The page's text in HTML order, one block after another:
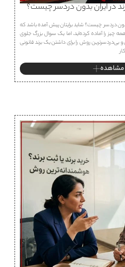
در ایران بدون دردسر چیست؟
دردسر چیست؟ شاید برایتان پیش آمده باشد که
چیز را آماده کرده‌اید، اما یک سوال بزرگ جلوی
روش را برای داشتن یک برند قانونی
مشاهده